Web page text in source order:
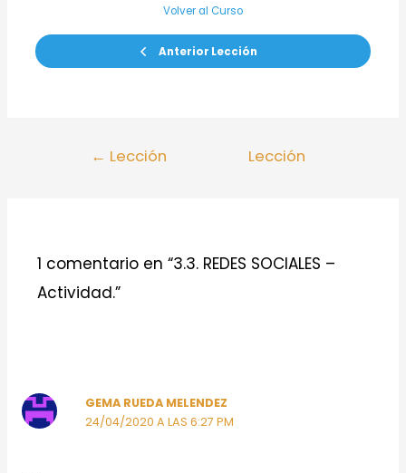
Anterior Lección
Volver al Curso
Navegación
← Lección
Lección
1 comentario en “3.3. REDES SOCIALES –
Actividad.”
GEMA RUEDA MELENDEZ
24/04/2020 A LAS 6:27 PM